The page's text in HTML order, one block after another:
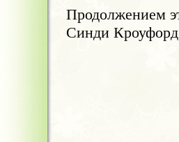
Продолжением
Синди